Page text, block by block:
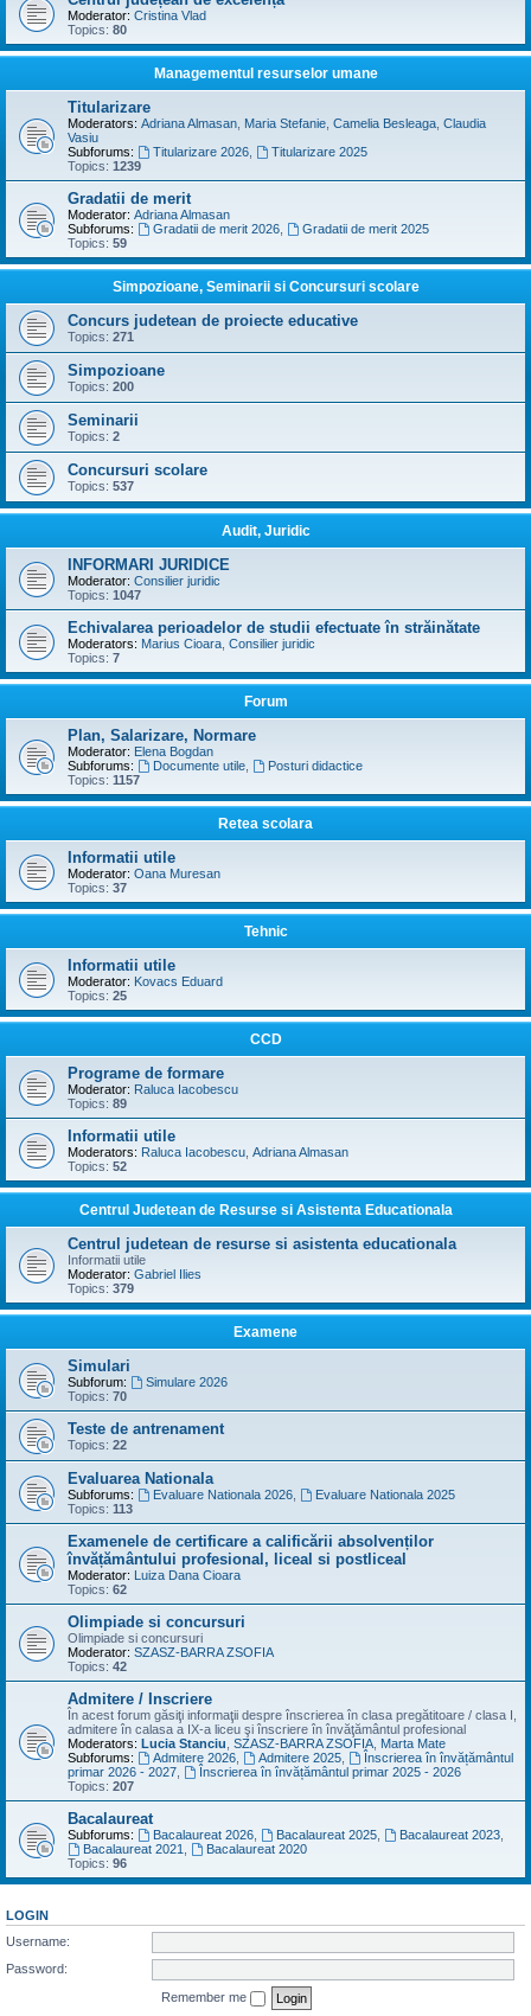
Moderator: Cristina Vlad
Topics: 80
Managementul resurselor umane
Titularizare
Moderators: Adriana Almasan Maria Stefanie Camelia Besleaga Claudia
Vasiu
Subforums:
Titularizare 2026,
Titularizare 2025
Topics: 1239
Gradatii de merit
Moderator: Adriana Almasan
Subforums:
Gradatii de merit 2026,
Gradatii de merit 2025
Topics: 59
Simpozioane, Seminarii si Concursuri scolare
Concurs judetean de proiecte educative
Topics: 271
Simpozioane
Topics: 200
Seminarii
Topics: 2
Concursuri scolare
Topics: 537
Audit, Juridic
INFORMARI JURIDICE
Moderator: Consilier juridic
Topics: 1047
Echivalarea perioadelor de studii efectuate în străinătate
Moderators: Marius Cioara Consilier juridic
Topics: 7
Forum
Plan, Salarizare, Normare
Moderator: Elena Bogdan
Subforums:
Documente utile,
Posturi didactice
Topics: 1157
Retea scolara
Informatii utile
Moderator: Oana Muresan
Topics: 37
Tehnic
Informatii utile
Moderator: Kovacs Eduard
Topics: 25
CCD
Programe de formare
Moderator: Raluca Iacobescu
Topics: 89
Informatii utile
Moderators: Raluca Iacobescu Adriana Almasan
Topics: 52
Centrul Judetean de Resurse si Asistenta Educationala
Centrul judetean de resurse si asistenta educationala
Informatii utile
Moderator: Gabriel Ilies
Topics: 379
Examene
Simulari
Subforum:
Simulare 2026
Topics: 70
Teste de antrenament
Topics: 22
Evaluarea Nationala
Subforums: Evaluare Nationala 2026,
Evaluare Nationala 2025
Topics: 113
Examenele de certificare a calificării absolvenților
învățământului profesional, liceal si postliceal
Moderator: Luiza Dana Cioara
Topics: 62
Olimpiade si concursuri
Olimpiade si concursuri
Moderator: SZASZ-BARRA ZSOFIA
Topics: 42
Admitere / Inscriere
În acest forum găsiţi informaţii despre înscrierea în clasa pregătitoare / clasa I,
admitere în calasa a IX-a liceu şi înscriere în învăţământul profesional
Moderators: Lucia Stanciu SZASZ-BARRA ZSOFIA Marta Mate
Subforums:
Admitere 2026, Admitere 2025,
Înscrierea în învățământul
primar 2026 - 2027
Înscrierea în învățământul primar 2025 - 2026
Topics: 207
Bacalaureat
Subforums: Bacalaureat 2026, Bacalaureat 2025, Bacalaureat 2023,
Bacalaureat 2021
Bacalaureat 2020
Topics: 96
LOGIN
Username:
Password:
Remember me